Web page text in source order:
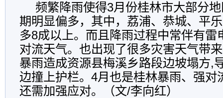
频繁降雨使得3月份桂林市大部分
期明显偏多，其中，荔浦、恭城、平
多8成以上。而且降雨过程中常伴有雷
对流天气。也出现了很多灾害天气带
暴雨造成资源县梅溪乡路段边坡塌方,
边撞上护栏。4月也是桂林暴雨、强对
还需加强应对。（文/李向红）